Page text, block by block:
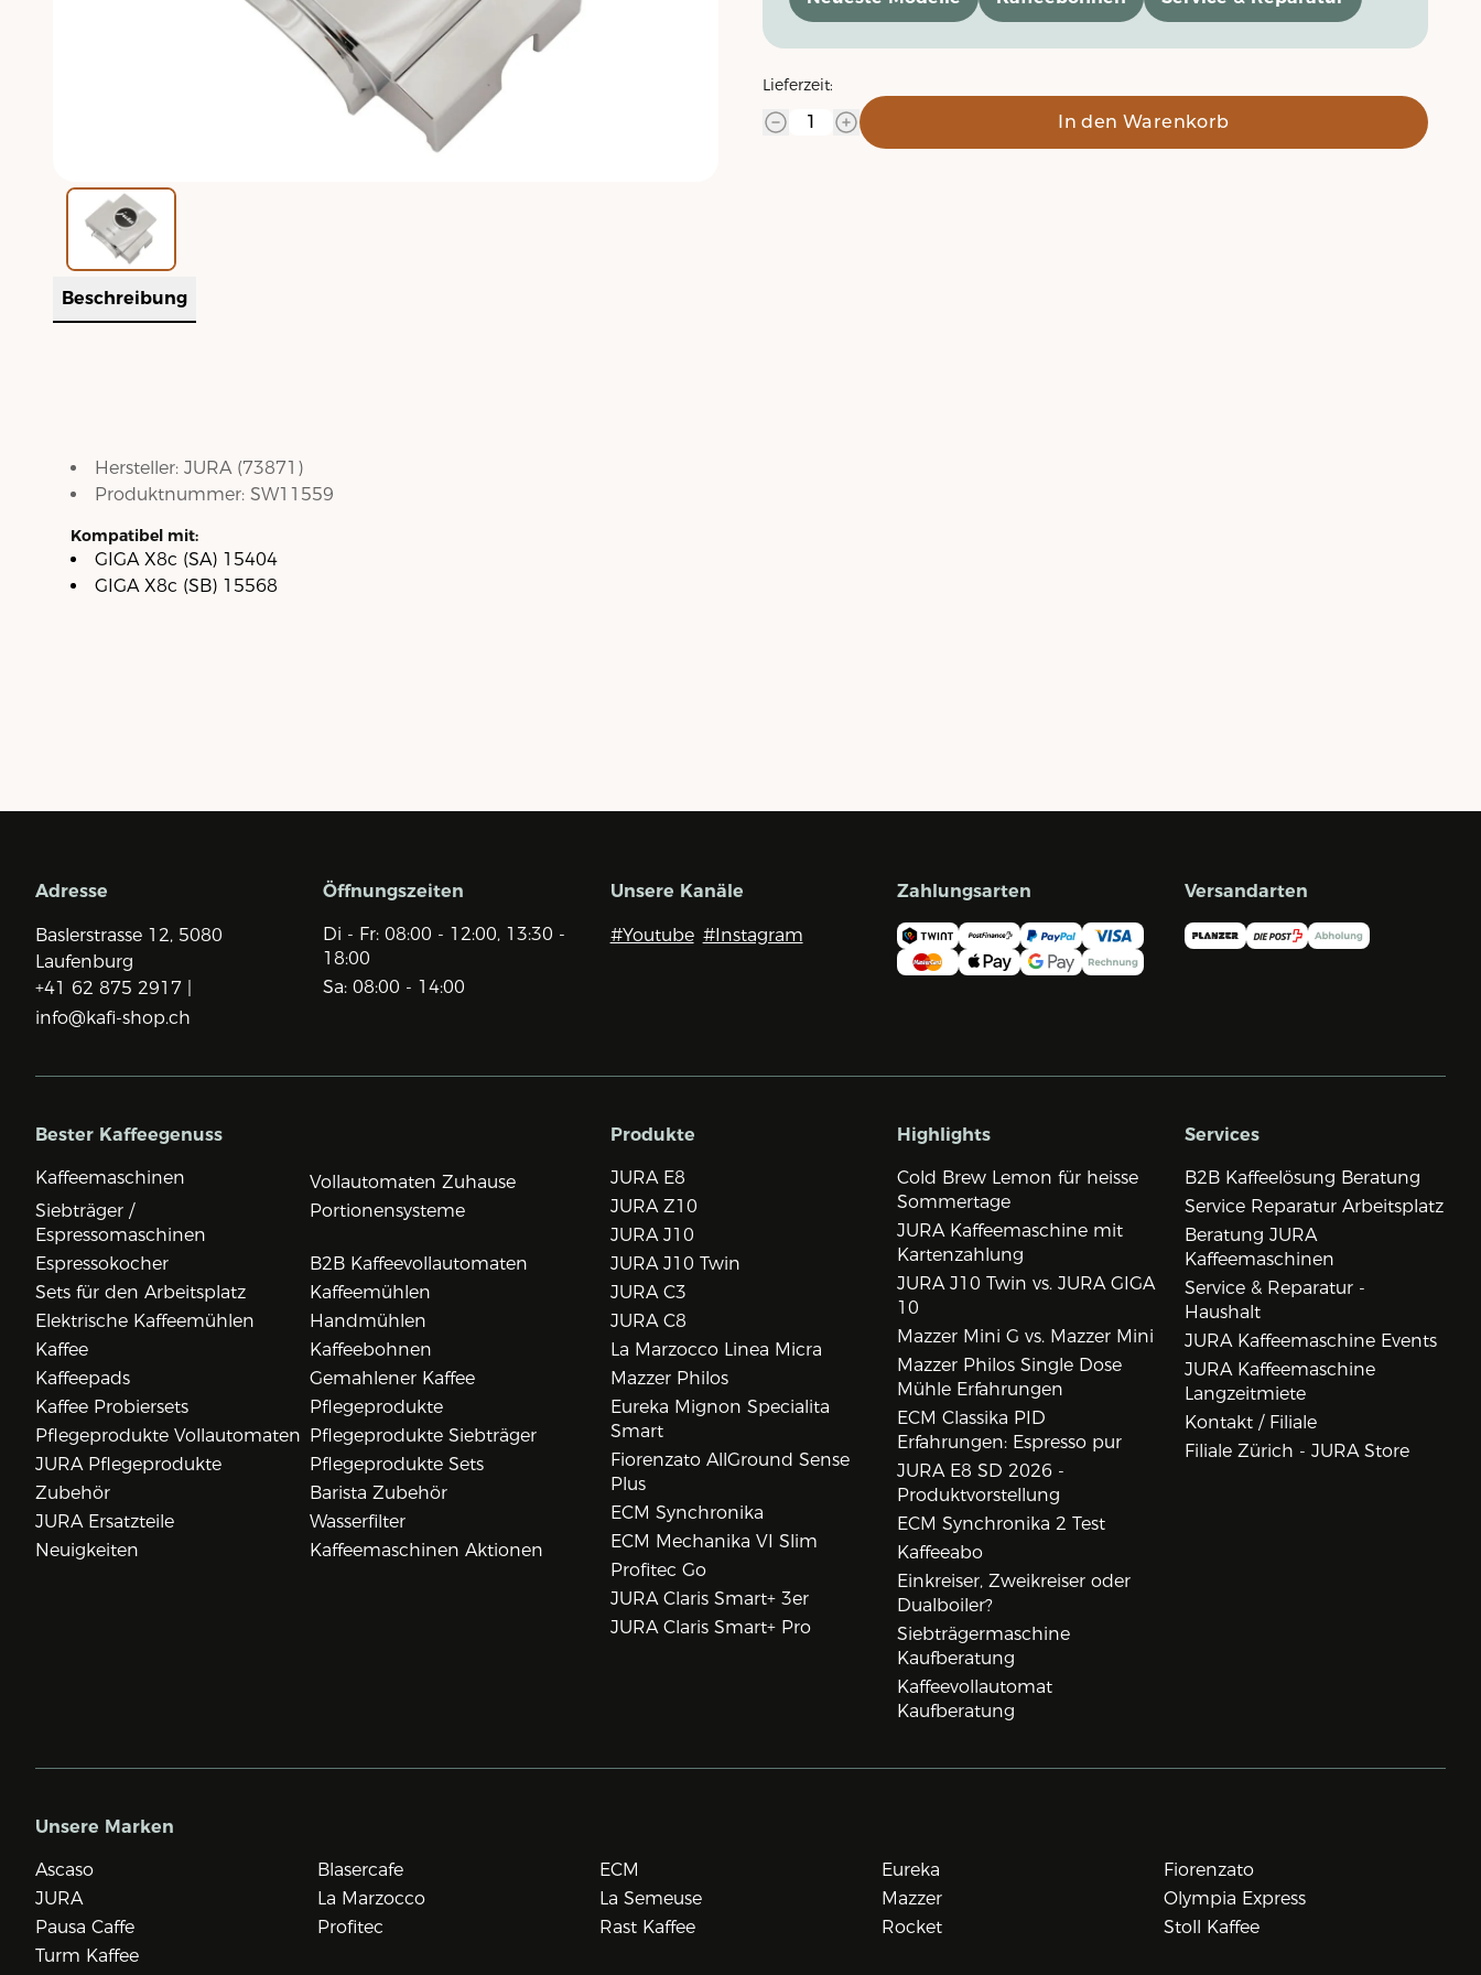
Lieferzeit:
In den Warenkorb
Beschreibung
Hersteller: JURA(73871 )
Produktnummer: SW11559
Kompatibel mit:
GIGA X8c (SA) 15404
GIGA X8c (SB) 15568
Adresse
Baslerstrasse 12, 5080
Laufenburg
+41 62 875 2917 |
info@kafi-shop.ch
Öffnungszeiten
Di - Fr: 08:00 - 12:00, 13:30 -
18:00
Sa: 08:00 - 14:00
Unsere Kanäle
#Youtube #Instagram
Zahlungsarten Versandarten
Bester Kaffeegenuss
Kaffeemaschinen
Vollautomaten Zuhause
Siebträger /
Espressomaschinen
Portionensysteme
Espressokocher
B2B Kaffeevollautomaten
Sets für den Arbeitsplatz
Kaffeemühlen
Elektrische Kaffeemühlen
Handmühlen
Kaffee
Kaffeebohnen
Kaffeepads
Gemahlener Kaffee
Kaffee Probiersets
Pflegeprodukte
Pflegeprodukte Vollautomaten Pflegeprodukte Siebträger
JURA Pflegeprodukte
Pflegeprodukte Sets
Zubehör
Barista Zubehör
JURA Ersatzteile
Wasserfilter
Neuigkeiten
Kaffeemaschinen Aktionen
Produkte
JURA E8
JURA Z10
JURA J10
JURA J10 Twin
JURA C3
JURA C8
La Marzocco Linea Micra
Mazzer Philos
Eureka Mignon Specialita
Smart
Fiorenzato AllGround Sense
Plus
ECM Synchronika
ECM Mechanika VI Slim
Profitec Go
JURA Claris Smart+ 3er
JURA Claris Smart+ Pro
Highlights
Cold Brew Lemon für heisse
Sommertage
JURA Kaffeemaschine mit
Kartenzahlung
JURA J10 Twin vs. JURA GIGA
10
Mazzer Mini G vs. Mazzer Mini
Mazzer Philos Single Dose
Mühle Erfahrungen
ECM Classika PID
Erfahrungen: Espresso pur
JURA E8 SD 2026 -
Produktvorstellung
ECM Synchronika 2 Test
Kaffeeabo
Einkreiser, Zweikreiser oder
Dualboiler?
Siebträgermaschine
Kaufberatung
Kaffeevollautomat
Kaufberatung
Services
B2B Kaffeelösung Beratung
Service Reparatur Arbeitsplatz
Beratung JURA
Kaffeemaschinen
Service & Reparatur -
Haushalt
JURA Kaffeemaschine Events
JURA Kaffeemaschine
Langzeitmiete
Kontakt / Filiale
Filiale Zürich - JURA Store
Unsere Marken
Ascaso Blasercafe ECM Eureka
Fiorenzato
JURA
La Marzocco La Semeuse Mazzer
Olympia Express
Pausa Caffe
Profitec Rast Kaffee Rocket
Stoll Kaffee
Turm Kaffee